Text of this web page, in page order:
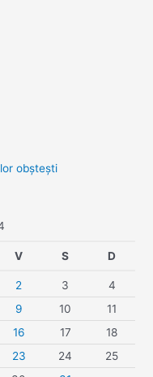
obşteşti
V S D
2 3
4
9 10
11
16 17
18
23 24
25